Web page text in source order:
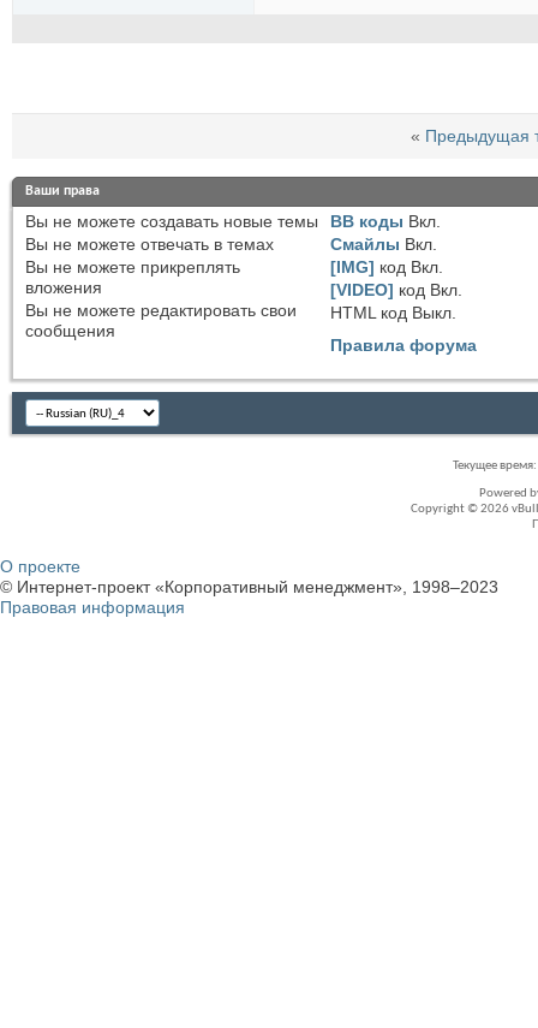
« Предыдущая
Ваши права
Вы не можете создавать новые темы
Вы не можете отвечать в темах
Вы не можете прикреплять
вложения
Вы не можете редактировать свои
сообщения
BB коды Вкл.
Смайлы Вкл.
[IMG] код Вкл.
[VIDEO] код Вкл.
HTML код Выкл.
Правила форума
Текущее время:
Powered
Copyright © 2026
О проекте
© Интернет-проект «Корпоративный менеджмент», 1998–2023
Правовая информация